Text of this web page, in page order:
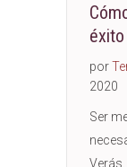
éxito
por
2020
Ser